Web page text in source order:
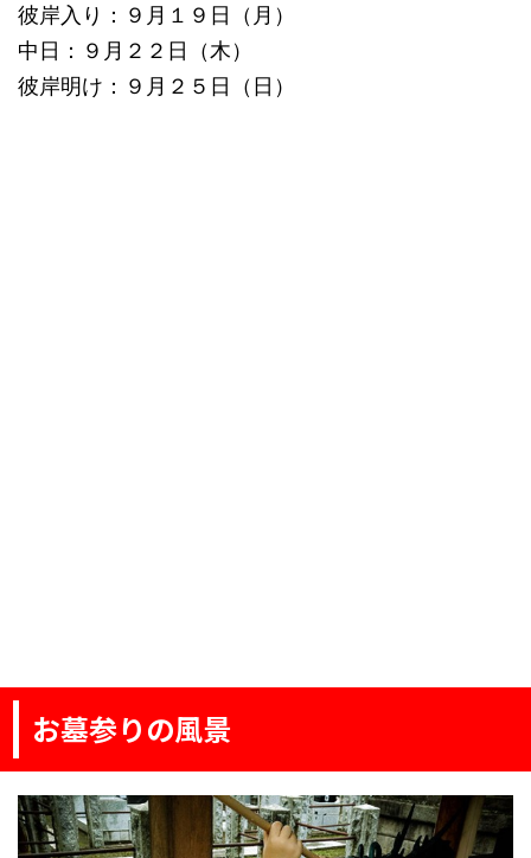
彼岸入り：９月１９日（月）
中日：９月２２日（木）
彼岸明け：９月２５日（日）
お墓参りの風景